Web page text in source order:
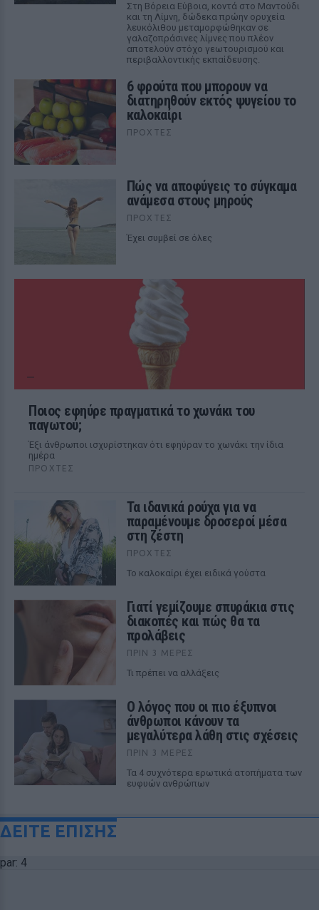
Στη Βόρεια Εύβοια, κοντά στο Μαντούδι
και τη Λίμνη, δώδεκα πρώην ορυχεία
λευκόλιθου μεταμορφώθηκαν σε
γαλαζοπράσινες λίμνες που πλέον
αποτελούν στόχο γεωτουρισμού και
περιβαλλοντικής εκπαίδευσης.
6 φρούτα που μπορουν να
διατηρηθούν εκτός ψυγείου το
καλοκαίρι
ΠΡΟΧΤΈΣ
Πώς να αποφύγεις το σύγκαμα
ανάμεσα στους μηρούς
ΠΡΟΧΤΈΣ
Έχει συμβεί σε όλες
Ποιος εφηύρε πραγματικά το χωνάκι του
παγωτού;
Έξι άνθρωποι ισχυρίστηκαν ότι εφηύραν το χωνάκι την ίδια
ημέρα
ΠΡΟΧΤΈΣ
Τα ιδανικά ρούχα για να
παραμένουμε δροσεροί μέσα
στη ζέστη
ΠΡΟΧΤΈΣ
To καλοκαίρι έχει ειδικά γούστα
Γιατί γεμίζουμε σπυράκια στις
διακοπές και πώς θα τα
προλάβεις
ΠΡΙΝ 3 ΜΈΡΕΣ
Τι πρέπει να αλλάξεις
Ο λόγος που οι πιο έξυπνοι
άνθρωποι κάνουν τα
μεγαλύτερα λάθη στις σχέσεις
ΠΡΙΝ 3 ΜΈΡΕΣ
Τα 4 συχνότερα ερωτικά ατοπήματα των
ευφυών ανθρώπων
ΔΕΙΤΕ ΕΠΙΣΗΣ
par: 4